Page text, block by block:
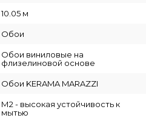
10.05 м
Обои
Обои виниловые на
флизелиновой основе
Обои KERAMA MARAZZI
М2 - высокая устойчивость к
мытью